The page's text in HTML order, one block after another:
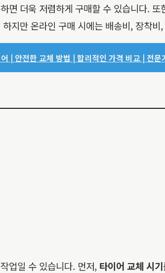
면 더욱 저렴하게 구매할 수 있습니다.
지만 온라인 구매 시에는 배송비, 장착
| 안전한 교체 방법 | 합리적인 가격 비교 | 전문
업일 수 있습니다. 먼저, 타이어 교체 시